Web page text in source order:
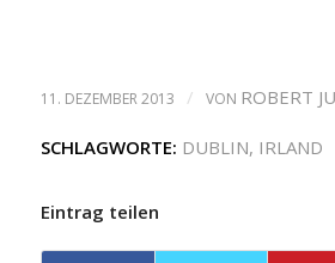
11. DEZEMBER 2013 / VON ROBERT
SCHLAGWORTE: DUBLIN, IRLAND
Eintrag teilen